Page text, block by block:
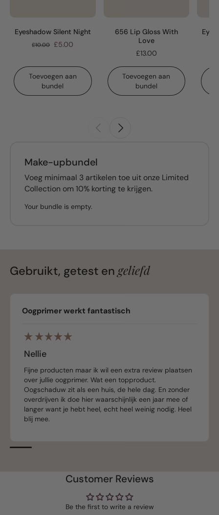
Eyeshadow Silent Night
£10.00 £5.00
Toevoegen aan
bundel
656 Lip Gloss With
Love
£13.00
Toevoegen aan
bundel
Make-upbundel
Voeg minimaal 3 artikelen toe uit onze Limited
Collection om 10% korting te krijgen.
Your bundle is empty.
Gebruikt, getest engeliefd
Oogprimer werkt fantastisch
Nellie
Fijne producten maar ik wil een extra review plaatsen
over jullie oogprimer. Wat een topproduct.
Oogschaduw zit als een huis, de hele dag. En zonder
overdrijven ik doe hier waarschijnlijk een jaar mee of
langer want je hebt heel, echt heel weinig nodig. Heel
blij mee.
Customer Reviews
Be the first to write a review